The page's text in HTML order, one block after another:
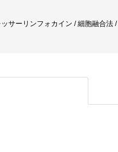
サーリンフォカイン / 細胞融合法